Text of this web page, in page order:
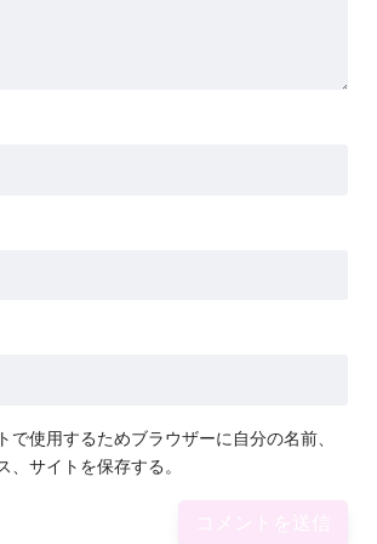
で使用するためブラウザーに自分の名前、
、サイトを保存する。